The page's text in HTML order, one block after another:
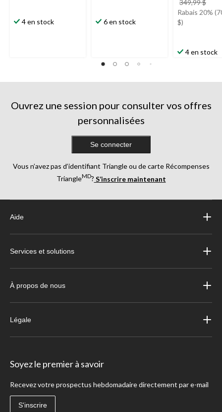
4 en stock 6 en stock
349,99 $
était
Rabais 20%
$)
4 en stock
Ouvrez une session pour consulter vos offres
personnalisées
Se connecter
Vous n’avez pas d’identifiant Triangle ou de carte Récompenses
TriangleMD? S’inscrire maintenant
Aide
Services et solutions
À propos de nous
Légale
Soyez le premier à savoir
Recevez votre prospectus hebdomadaire directement par e-mail
S'inscrire